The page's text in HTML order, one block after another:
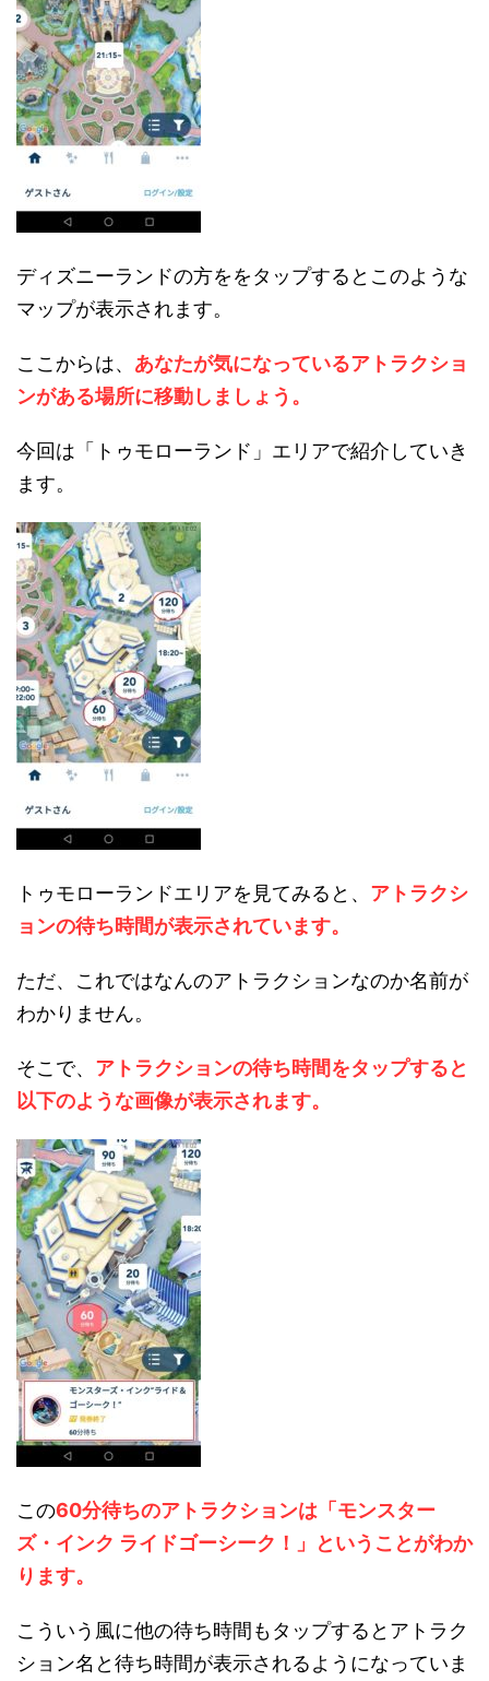
ディズニーランドの方ををタップするとこのような
マップが表示されます。
ここからは、 あなたが気になっているアトラクショ
ンがある場所に移動しましょう。
今回は「トゥモローランド」エリアで紹介していき
ます。
トゥモローランドエリアを見てみると、 アトラクシ
ョンの待ち時間が表示されています。
ただ、これではなんのアトラクションなのか名前が
わかりません。
そこで、 アトラクションの待ち時間をタップすると
以下のような画像が表示されます。
この60分待ちのアトラクションは「モンスター
ズ・インク ライドゴーシーク！」ということがわか
ります。
こういう風に他の待ち時間もタップするとアトラク
ション名と待ち時間が表示されるようになっていま